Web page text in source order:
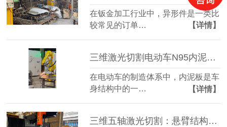
在钣金加工行业中，异形件是一类比
较常见的订单…
【详情】
三维激光切割电动车N95内泥板：复杂曲面准确成型
在电动车的制造体系中，内泥板是车
身结构中的一…
【详情】
三维五轴激光切割：悬臂结构全铸件床身，搭配柏楚系统更实用